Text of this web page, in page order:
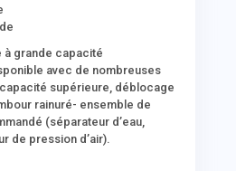
à grande capacité
avec de nombreuses
supérieure, déblocage
rainuré- ensemble de
(séparateur d’eau,
de pression d’air).